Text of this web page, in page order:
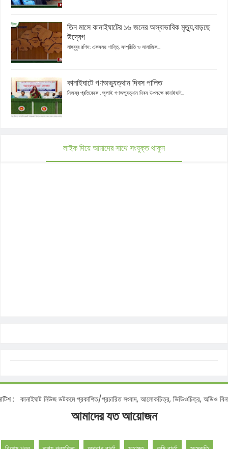
তিন মাসে কানাইঘাটের ১৬ জনের অস্বাভাবিক মৃত্যু,বাড়ছে
উদ্বেগ
মাহবুবুর রশিদ: একসময় শান্তি, সম্প্রীতি ও সামাজিক...
কানাইঘাটে গণঅভ্যুত্থান দিবস পালিত
নিজস্ব প্রতিবেদক : জুলাই গণঅভ্যুত্থান দিবস উপলক্ষে কানাইঘাট...
লাইক দিয়ে আমাদের সাথে সংযুক্ত থাকুন
নিউজ ডটকমে প্রকাশিত/প্রচারিত সংবাদ, আলোকচিত্র, ভিডিওচিত্র, অডিও বিনা
আমাদের যত আয়োজন